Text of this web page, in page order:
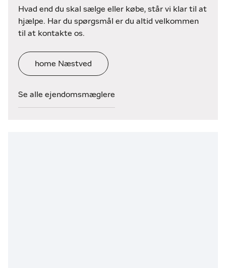
Hvad end du skal sælge eller købe, står vi klar til at
hjælpe. Har du spørgsmål er du altid velkommen
til at kontakte os.
home Næstved
Se alle ejendomsmæglere